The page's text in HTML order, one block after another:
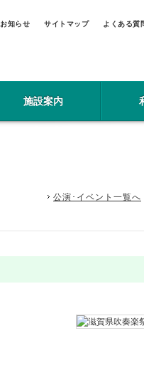
お知らせ サイトマップ よくある質
施設案内
公演･イベント一覧へ